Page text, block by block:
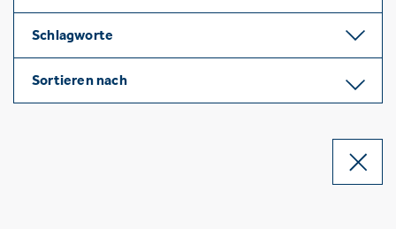
Schlagworte
Sortieren nach